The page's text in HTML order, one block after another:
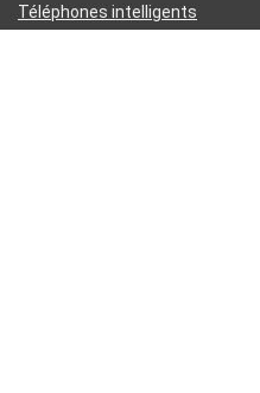
Téléphones intelligents